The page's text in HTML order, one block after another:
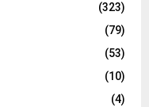
(323)
(79)
(53)
(10)
(4)